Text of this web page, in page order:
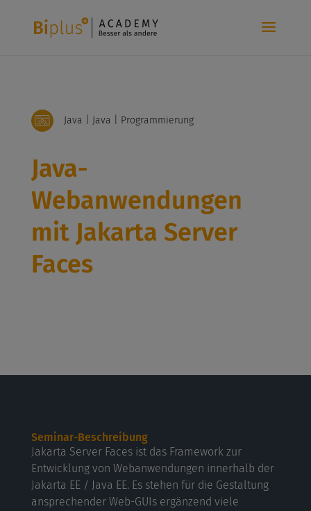
Java | Java | Programmierung
Java-
Webanwendungen
mit Jakarta Server
Faces
Seminar-Beschreibung
Jakarta Server Faces ist das Framework zur
Entwicklung von Webanwendungen innerhalb der
Jakarta EE / Java EE. Es stehen für die Gestaltung
ansprechender Web-GUIs ergänzend viele